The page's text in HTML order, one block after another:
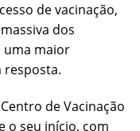
de vacinação,
dos
uma maior
resposta.
de Vacinação
o seu início, com